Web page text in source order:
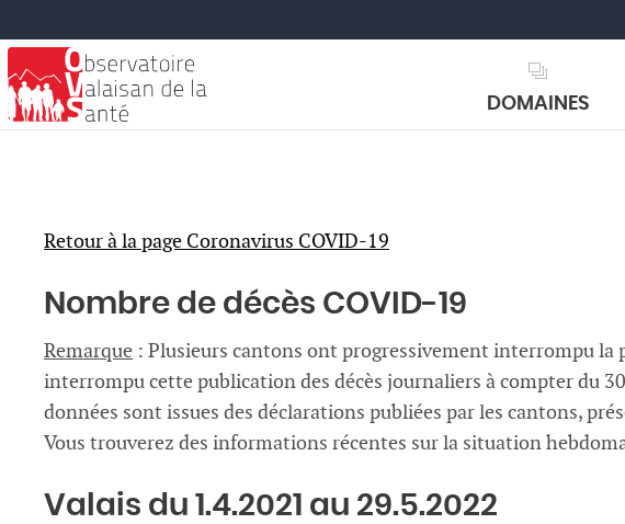
DOMAINES
Retour à la page Coronavirus COVID-19
Nombre de décès COVID-19
Remarque : Plusieurs cantons ont progressivement interrompu la
interrompu cette publication des décès journaliers à compter du
données sont issues des déclarations publiées par les cantons,
Vous trouverez des informations récentes sur la situation
Valais du 1.4.2021 au 29.5.2022